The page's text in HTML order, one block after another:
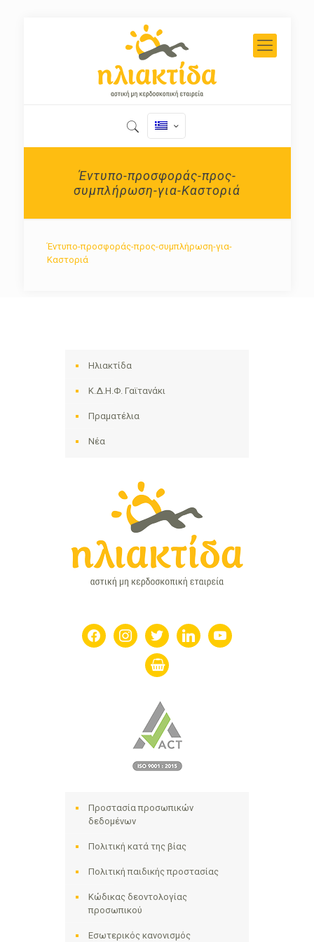
Έντυπο-προσφοράς-προς-
συμπλήρωση-για-Καστοριά
Έντυπο-προσφοράς-προς-συμπλήρωση-για-
Καστοριά
Ηλιακτίδα
Κ.Δ.Η.Φ. Γαϊτανάκι
Πραματέλια
Νέα
facebookinstagramtwitter linkedin youtube
shopping-
basket
Προστασία προσωπικών
δεδομένων
Πολιτική κατά της βίας
Πολιτική παιδικής προστασίας
Κώδικας δεοντολογίας
προσωπικού
Εσωτερικός κανονισμός